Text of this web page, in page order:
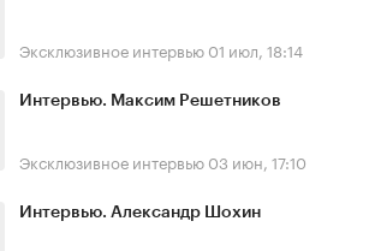
Эксклюзивное интервью 01 июл, 18:14
Интервью. Максим Решетников
Эксклюзивное интервью 03 июн, 17:10
Интервью. Александр Шохин